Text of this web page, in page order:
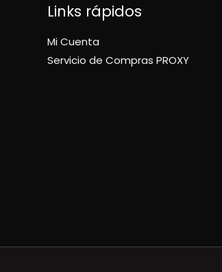
Links rápidos
Mi Cuenta
Servicio de Compras PROXY